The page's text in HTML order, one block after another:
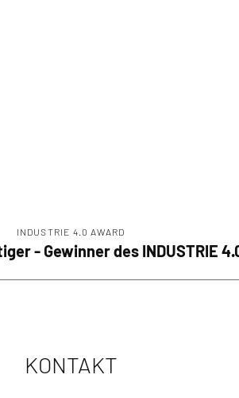
INDUSTRIE 4.0 AWARD
- Gewinner des INDUSTRIE
KONTAKT